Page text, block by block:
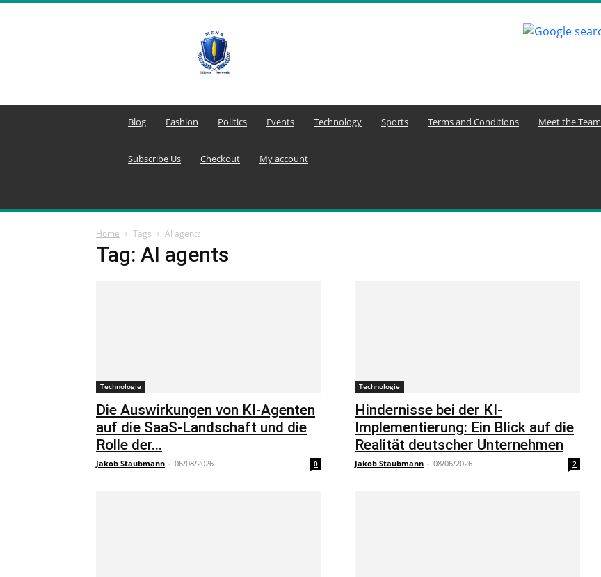
MENA
Editors
Network
Blog Fashion Politics Events Technology Sports Terms and Conditions Meet the Team
Subscribe Us Checkout My account
Home Tags AI agents
Tag: AI agents
Technologie
Die Auswirkungen von KI-Agenten
auf die SaaS-Landschaft und die
Rolle der...
Jakob Staubmann - 06/08/2026 0
Technologie
Hindernisse bei der KI-
Implementierung: Ein Blick auf die
Realität deutscher Unternehmen
Jakob Staubmann - 08/06/2026 2